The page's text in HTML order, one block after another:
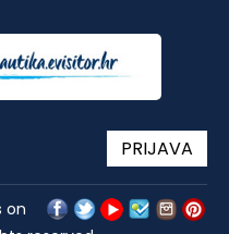
PRIJAVA
on